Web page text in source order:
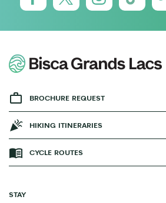
BROCHURE REQUEST
HIKING ITINERARIES
CYCLE ROUTES
STAY